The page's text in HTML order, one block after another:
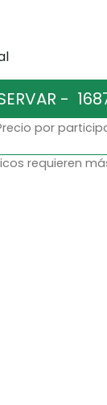
por
requieren